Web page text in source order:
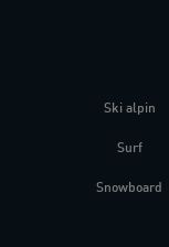
Ski alpin
Surf
Snowboard